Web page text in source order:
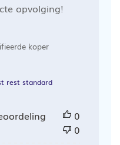
opvolging!
koper
rest standard
0
0